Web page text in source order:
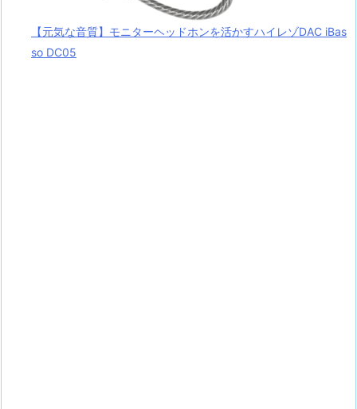
【元気な音質】モニターヘッドホンを活かすハイレゾDAC iBas
so DC05